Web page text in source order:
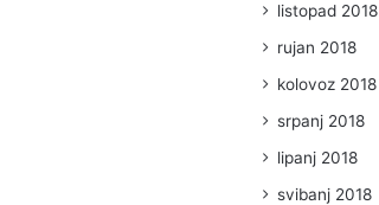
listopad 2018
rujan 2018
kolovoz 2018
srpanj 2018
lipanj 2018
svibanj 2018